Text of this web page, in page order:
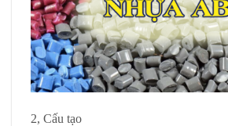
2, Cấu tạo